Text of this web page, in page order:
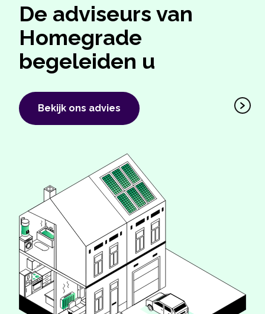
De adviseurs van
Homegrade
begeleiden u
Bekijk ons ​​advies